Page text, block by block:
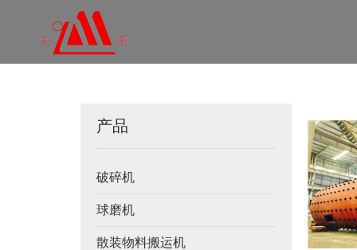
产品
破碎机
球磨机
散装物料搬运机